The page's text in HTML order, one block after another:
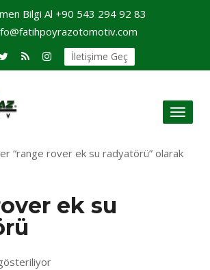
Bilgi Al +90 543 294 92 83
İletişime Geç
Toggle
“range rover ek su radyatörü” olarak
ek su